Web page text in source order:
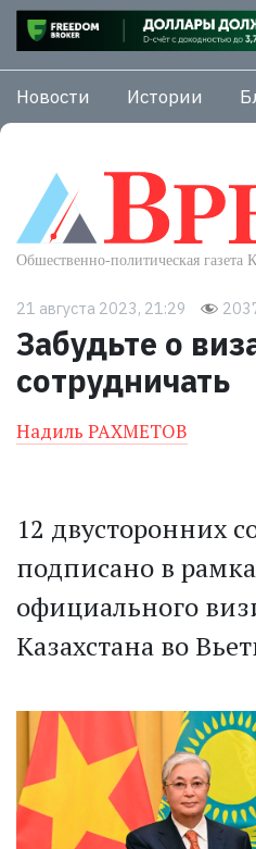
Новости Истории
21 августа 2023, 21:29
Забудьте о
сотрудничать
Надиль РАХМЕТОВ
12 двусторонних
подписано в
официального
Казахстана во